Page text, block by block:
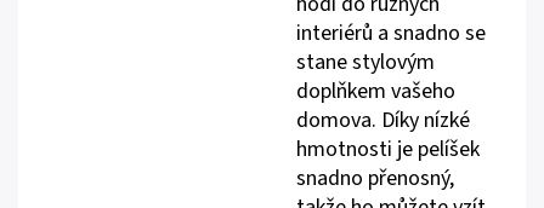
interiérů a snadno se
stane stylovým
doplňkem vašeho
domova. Díky nízké
hmotnosti je pelíšek
snadno přenosný,